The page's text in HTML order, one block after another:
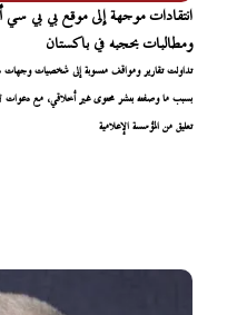
انتقادات موجهة إلى موقع بي بي
ومطالبات بحجبه في باكستان
تداولت تقارير ومواقف منسوبة إلى شخصيات وجهات
بسبب ما وصفته بنشر محتوى غير أخلاقي، مع دعوات
تعليق من المؤسسة الإعلامية